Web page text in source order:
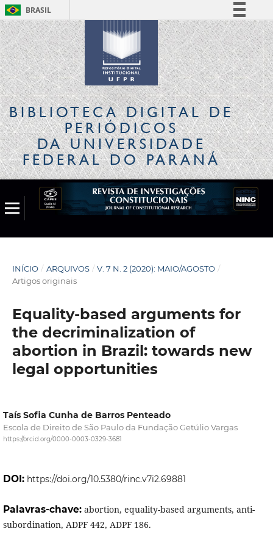
BRASIL
Simplifique!
Comunica BR
Participe
Acesso à informação
Legislação
Canais
BIBLIOTECA DIGITALDE
PERIÓDICOS
DA UNIVERSIDADE
FEDERAL DO PARANÁ
INÍCIO / ARQUIVOS / V. 7 N. 2 (2020): MAIO/AGOSTO /
Artigos originais
Equality-based arguments for
the decriminalization of
abortion in Brazil: towards new
legal opportunities
Taís Sofia Cunha de Barros Penteado
Escola de Direito de São Paulo da Fundação Getúlio Vargas
https://orcid.org/0000-0003-0329-3681
DOI: https://doi.org/10.5380/rinc.v7i2.69881
Palavras-chave: abortion, equality-based arguments, anti-
subordination, ADPF 442, ADPF 186.